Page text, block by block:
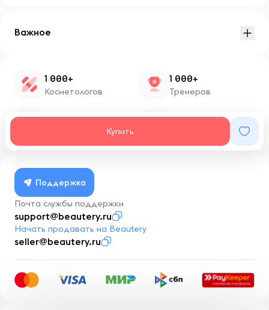
Купить
Важное
1 000+
Косметологов
1 000+
Тренеров
1 500+
Нутрициологов
100+
Поддержка
Почта службы поддержки
support@beautery.ru
Начать продавать на Beautery
seller@beautery.ru